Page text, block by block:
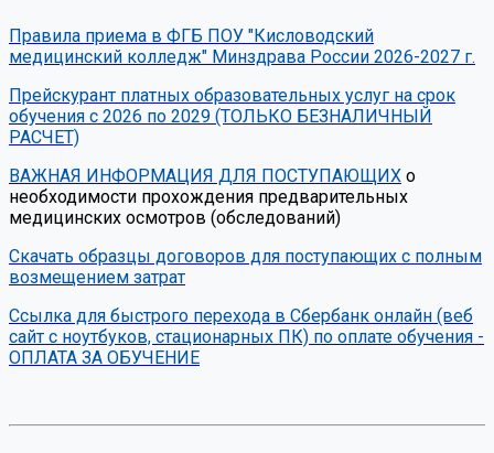
Правила приема в ФГБ ПОУ "Кисловодский
медицинский колледж" Минздрава России 2026-2027 г.
Прейскурант платных образовательных услуг на срок
обучения с 2026 по 2029 (ТОЛЬКО БЕЗНАЛИЧНЫЙ
РАСЧЕТ)
ВАЖНАЯ ИНФОРМАЦИЯ ДЛЯ ПОСТУПАЮЩИХ о
необходимости прохождения предварительных
медицинских осмотров (обследований)
Скачать образцы договоров для поступающих с полным
возмещением затрат
Ссылка для быстрого перехода в Сбербанк онлайн (веб
сайт с ноутбуков, стационарных ПК) по оплате обучения -
ОПЛАТА ЗА ОБУЧЕНИЕ